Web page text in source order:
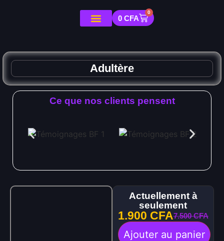
0 CFA
0
Adultère
Ce que nos clients pensent
Actuellement à
seulement
1.900 CFA7.500CFA
Ajouter au panier